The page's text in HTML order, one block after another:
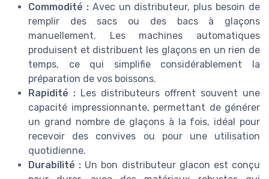
Commodité :Avec un distributeur, plus besoin de
remplir des sacs ou des bacs à glaçons
manuellement. Les machines automatiques
produisent et distribuent les glaçons en un rien de
temps, ce qui simplifie considérablement la
préparation de vos boissons.
Rapidité : Les distributeurs offrent souvent une
capacité impressionnante, permettant de générer
un grand nombre de glaçons à la fois, idéal pour
recevoir des convives ou pour une utilisation
quotidienne.
Durabilité : Un bon distributeur glacon est conçu